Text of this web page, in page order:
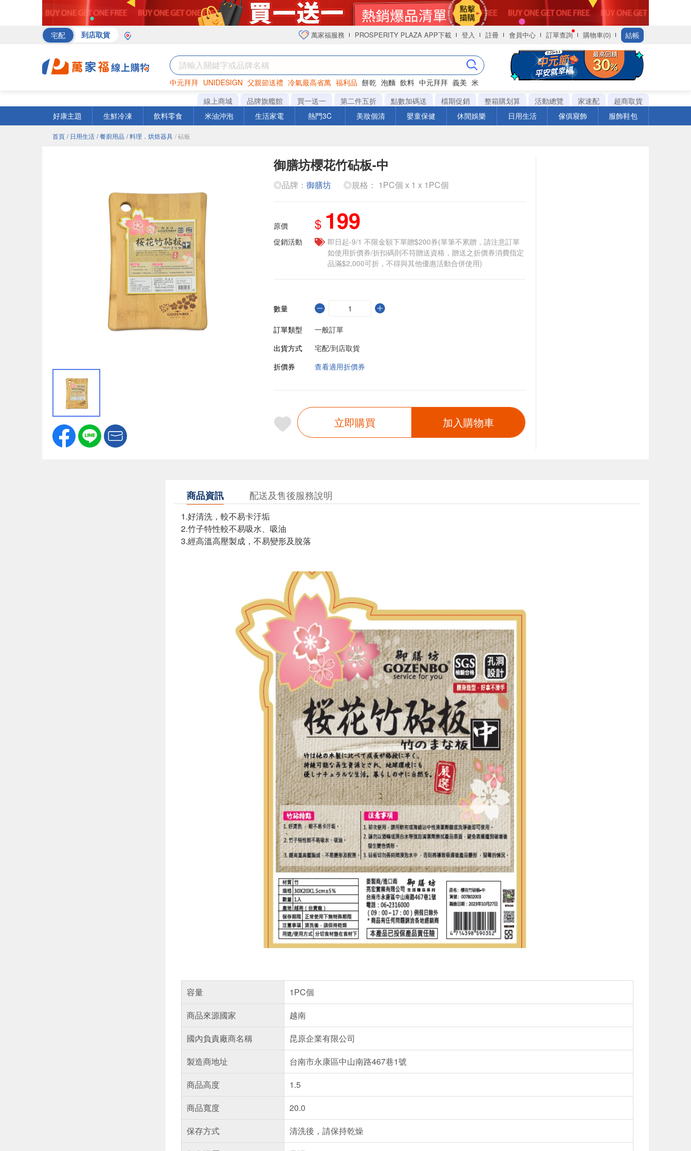
宅配 到店取貨 萬家福服務 PROSPERITY PLAZA APP下載 登入 註冊 會員中心 訂單查詢 購物車(0) 結帳
中元拜拜 UNIDESIGN 父親節送禮 冷氣最高省萬 福利品 餅乾 泡麵 飲料 中元拜拜 義美 米
巧克力 罐頭 衛生紙
線上商城 品牌旗艦館 買一送一 第二件五折 點數加碼送 檔期促銷 整箱購划算 活動總覽 家速配
超商取貨
好康主題
生鮮冷凍 飲料零食 米油沖泡 生活家電 熱門3C 美妝個清 嬰童保健 休閒娛樂 日用生活 傢俱寢飾 服飾鞋包
首頁 / 日用生活 / 餐廚用品 / 料理．烘焙器具 / 砧板
御膳坊櫻花竹砧板-中
◎品牌： 御膳坊 ◎規格： 1PC個 x 1 x 1PC個
原價 $ 199
促銷活動
即日起-9/1 不限金額下單贈$200券(單筆不累贈，請注意訂單
如使用折價券/折扣碼則不符贈送資格，贈送之折價券消費指定
品滿$2,000可折，不得與其他優惠活動合併使用)
數量
訂單類型
一般訂單
出貨方式
宅配/到店取貨
折價券
查看適用折價券
立即購買 加入購物車
商品資訊 配送及售後服務說明
1.好清洗，較不易卡汙垢
2.竹子特性較不易吸水、吸油
3.經高溫高壓製成，不易變形及脫落
容量
1PC個
商品來源國家
越南
國內負責廠商名稱
昆原企業有限公司
製造商地址
台南市永康區中山南路467巷1號
商品高度
1.5
商品寬度
20.0
保存方式
清洗後，請保持乾燥